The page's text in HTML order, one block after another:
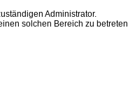
Administrator.
solchen Bereich zu